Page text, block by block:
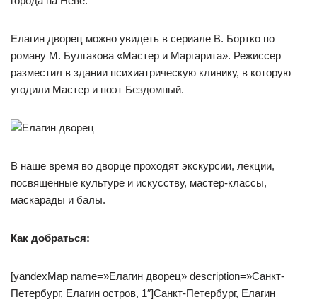
Елагин дворец можно увидеть в сериале В. Бортко по
роману М. Булгакова «Мастер и Маргарита». Режиссер
разместил в здании психиатрическую клинику, в которую
угодили Мастер и поэт Бездомный.
В наше время во дворце проходят экскурсии, лекции,
посвященные культуре и искусству, мастер-классы,
маскарады и балы.
Как добраться:
[yandexMap name=»Елагин дворец» description=»Санкт-
Петербург, Елагин остров, 1″]Санкт-Петербург, Елагин